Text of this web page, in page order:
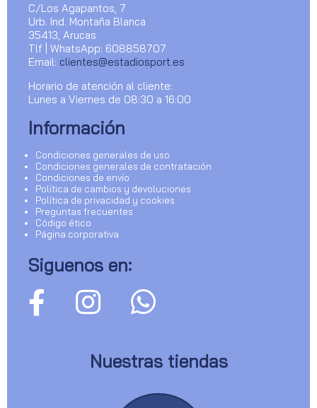
C/Los Agapantos, 7
Urb. Ind. Montaña Blanca
35413, Arucas
Tlf | WhatsApp: 608858707
Email: clientes@estadiosport.es
Horario de atención al cliente:
Lunes a Viernes de 08:30 a 16:00
Información
Condiciones generales de uso
Condiciones generales de contratación
Condiciones de envío
Política de cambios y devoluciones
Política de privacidad y cookies
Preguntas frecuentes
Código ético
Página corporativa
Siguenos en:
Nuestras tiendas